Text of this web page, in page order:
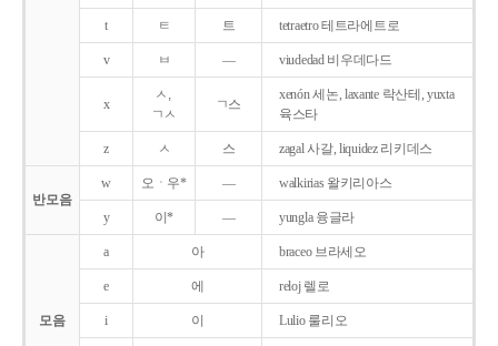
t ㅌ 트 tetraetro 테트라에트로
v ㅂ ― viudedad 비우데다드
x
ㅅ,
ㄱㅅ
ㄱ스
xenón 세논, laxante 락산테, yuxta
육스타
z ㅅ 스 zagal 사갈, liquidez 리키데스
반모음
w 오ㆍ우* ― walkirias 왈키리아스
y 이* ― yungla 융글라
모음
a 아 braceo 브라세오
e 에 reloj 렐로
i 이 Lulio 룰리오